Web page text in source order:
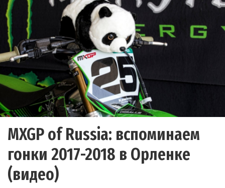
MXGP of Russia: вспоминаем
гонки 2017-2018 в Орленке
(видео)